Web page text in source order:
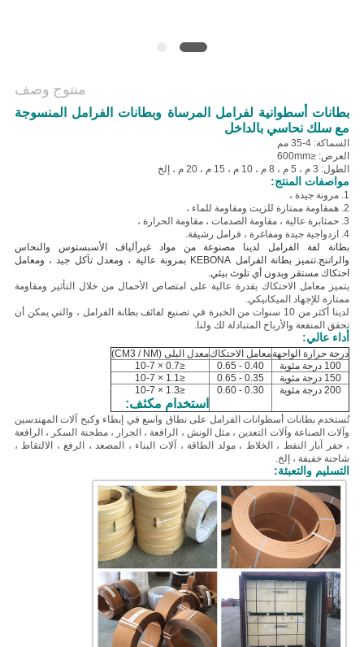
منتوج وصف
بطانات أسطوانية لفرامل المرساة وبطانات الفرامل المنسوجة
مع سلك نحاسي بالداخل
السماكة: 4-35 مم
العرض: ≤600mm
الطول: 3 م ، 5 م ، 8 م ، 10 م ، 15 م ، 20 م ، إلخ
مواصفات المنتج:
1. مرونة جيدة ،
2. ه
مقاومة ممتازة للزيت ومقاومة للماء ،
3. ح
مثابرة عالية ، مقاومة الصدمات ، مقاومة الحرارة ،
4. ازدواجية جيدة ومفاغرة ، فرامل رشيقة.
بطانة لفة الفرامل لدينا مصنوعة من مواد غير ألياف الأسبستوس والنحاس
والراتنج.تتميز بطانة الفرامل KEBONA بمرونة عالية ، ومعدل تآكل جيد ، ومعامل
احتكاك مستقر وبدون أي تلوث بيئي.
يتميز معامل الاحتكاك بقدرة عالية على امتصاص الأحمال من خلال التأثير ومقاومة
ممتازة للإجهاد الميكانيكي.
لدينا أكثر من 10 سنوات من الخبرة في تصنيع لفائف بطانة الفرامل ، والتي يمكن أن
تحقق المنفعة والأرباح المتبادلة لك ولنا.
أداء عالي:
درجة حرارة الواجهةمعامل الاحتكاكمعدل البلى (CM3 / NM)
100 درجة مئوية
0.40 - 0.65
≤0.7 × 10-7
150 درجة مئوية
0.35 - 0.65
≤1.1 × 10-7
200 درجة مئوية
0.30 - 0.60
≤1.3 × 10-7
استخدام مكثف:
تُستخدم بطانات أسطوانات الفرامل على نطاق واسع في إبطاء وكبح آلات المهندسين
وآلات الصناعة وآلات التعدين ، مثل الونش ، الرافعة ، الجرار ، مطحنة السكر ، الرافعة
، حفر آبار النفط ، الخلاط ، مولد الطاقة ، آلات البناء ، المصعد ، الرفع ، الالتقاط ،
شاحنة خفيفة ، إلخ.
التسليم والتعبئة: